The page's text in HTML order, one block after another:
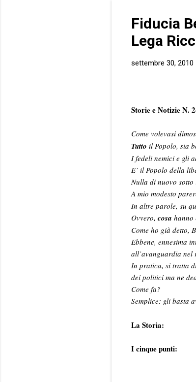
Fiducia
Lega
settembre 30, 2010
Storie e Notizie N.
Come volevasi
Tutto il Popolo, sia
I fedeli nemici e gli
E’ il Popolo della
Nulla di nuovo
A mio modesto
In altre parole, su
Ovvero, cosa hanno
Come ho già detto,
Ebbene, ennesima
all’avanguardia nel
In pratica, si tratta
dei politici ma ne
Come fa?
Semplice: gli basta
La Storia:
I cinque punti: